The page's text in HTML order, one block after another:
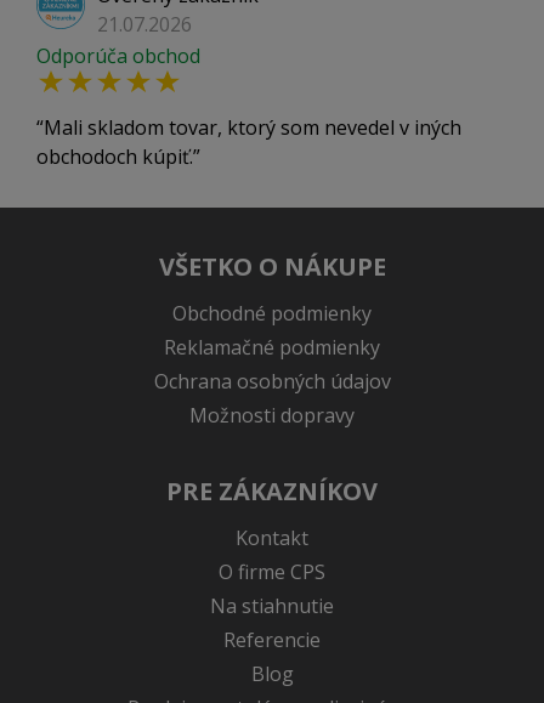
21.07.2026
Odporúča obchod
Mali skladom tovar, ktorý som nevedel v iných
obchodoch kúpiť.
VŠETKO O NÁKUPE
Obchodné podmienky
Reklamačné podmienky
Ochrana osobných údajov
Možnosti dopravy
PRE ZÁKAZNÍKOV
Kontakt
O firme CPS
Na stiahnutie
Referencie
Blog